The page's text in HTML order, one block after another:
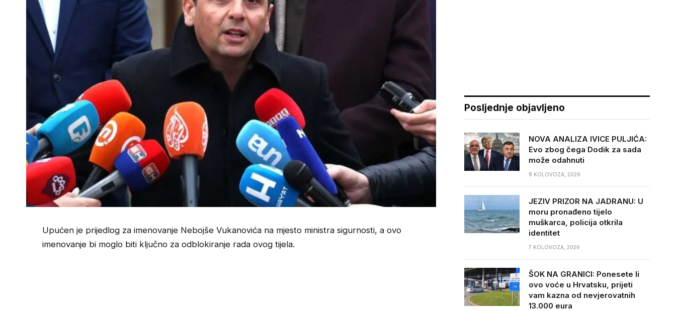
Upućen je prijedlog za imenovanje Nebojše Vukanovića na mjesto ministra sigurnosti, a ovo
imenovanje bi moglo biti ključno za odblokiranje rada ovog tijela.
Posljednje objavljeno
NOVA ANALIZA IVICE PULJIĆA:
Evo zbog čega Dodik za sada
može odahnuti
8 KOLOVOZA, 2026
JEZIV PRIZOR NA JADRANU: U
moru pronađeno tijelo
muškarca, policija otkrila
identitet
7 KOLOVOZA, 2026
ŠOK NA GRANICI: Ponesete li
ovo voće u Hrvatsku, prijeti
vam kazna od nevjerovatnih
13.000 eura